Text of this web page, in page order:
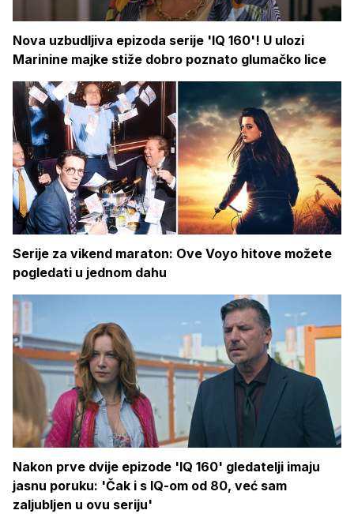
Nova uzbudljiva epizoda serije 'IQ 160'! U ulozi
Marinine majke stiže dobro poznato glumačko lice
Serije za vikend maraton: Ove Voyo hitove možete
pogledati u jednom dahu
Nakon prve dvije epizode 'IQ 160' gledatelji imaju
jasnu poruku: 'Čak i s IQ-om od 80, već sam
zaljubljen u ovu seriju'